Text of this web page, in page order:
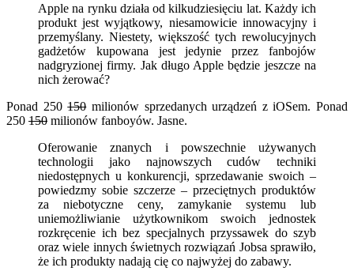
Apple na rynku działa od kilkudziesięciu lat. Każdy ich
produkt jest wyjątkowy, niesamowicie innowacyjny i
przemyślany. Niestety, większość tych rewolucyjnych
gadżetów kupowana jest jedynie przez fanbojów
nadgryzionej firmy. Jak długo Apple będzie jeszcze na
nich żerować?
Ponad 250150milionów sprzedanych urządzeń z iOSem. Ponad
250 150 milionów fanboyów. Jasne.
Oferowanie znanych i powszechnie używanych
technologii jako najnowszych cudów techniki
niedostępnych u konkurencji, sprzedawanie swoich –
powiedzmy sobie szczerze – przeciętnych produktów
za niebotyczne ceny, zamykanie systemu lub
uniemożliwianie użytkownikom swoich jednostek
rozkręcenie ich bez specjalnych przyssawek do szyb
oraz wiele innych świetnych rozwiązań Jobsa sprawiło,
że ich produkty nadają cię co najwyżej do zabawy.